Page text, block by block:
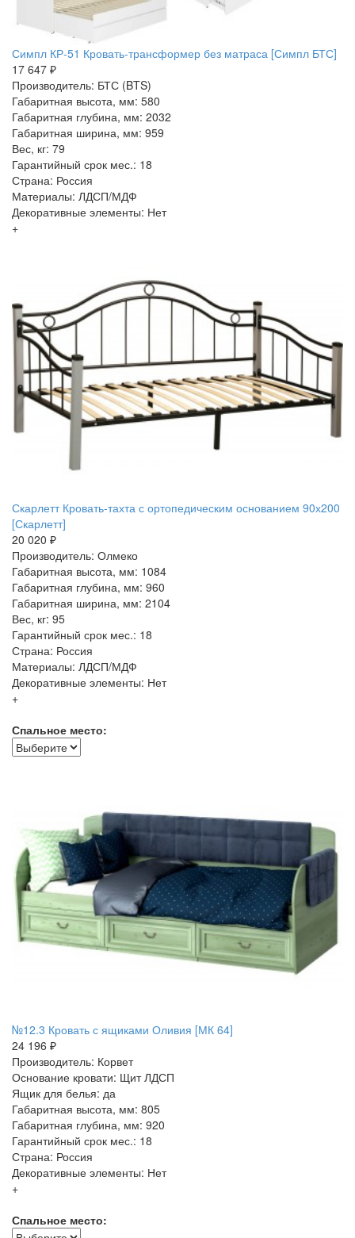
Симпл КР-51 Кровать-трансформер без матраса [Симпл БТС]
17 647 ₽
Производитель: БТС (BTS)
Габаритная высота, мм: 580
Габаритная глубина, мм: 2032
Габаритная ширина, мм: 959
Вес, кг: 79
Гарантийный срок мес.: 18
Страна: Россия
Материалы: ЛДСП/МДФ
Декоративные элементы: Нет
+
Скарлетт Кровать-тахта с ортопедическим основанием 90х200
[Скарлетт]
20 020 ₽
Производитель: Олмеко
Габаритная высота, мм: 1084
Габаритная глубина, мм: 960
Габаритная ширина, мм: 2104
Вес, кг: 95
Гарантийный срок мес.: 18
Страна: Россия
Материалы: ЛДСП/МДФ
Декоративные элементы: Нет
+
Спальное место:
№12.3 Кровать с ящиками Оливия [МК 64]
24 196 ₽
Производитель: Корвет
Основание кровати: Щит ЛДСП
Ящик для белья: да
Габаритная высота, мм: 805
Габаритная глубина, мм: 920
Гарантийный срок мес.: 18
Страна: Россия
Декоративные элементы: Нет
+
Спальное место: